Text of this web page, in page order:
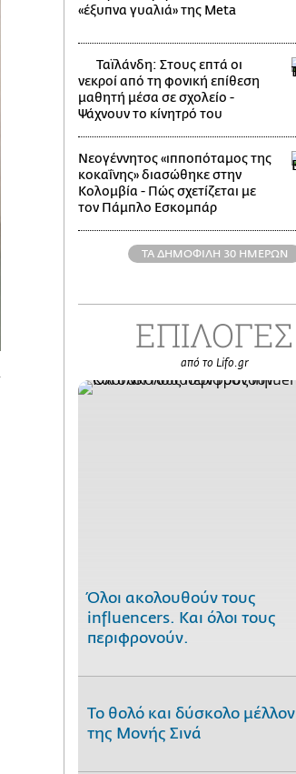
«έξυπνα γυαλιά» της Meta
Ταϊλάνδη: Στους επτά οι
νεκροί από τη φονική επίθεση
μαθητή μέσα σε σχολείο -
Ψάχνουν το κίνητρό του
Νεογέννητος «ιπποπόταμος της
κοκαΐνης» διασώθηκε στην
Κολομβία - Πώς σχετίζεται με
τον Πάμπλο Εσκομπάρ
ΤΑ ΔΗΜΟΦΙΛΗ 30 ΗΜΕΡΩΝ
ΕΠΙΛΟΓΕΣ
από το Lifo.gr
Όλοι ακολουθούν τους
influencers. Και όλοι τους
περιφρονούν.
Το θολό και δύσκολο μέλλον
της Μονής Σινά